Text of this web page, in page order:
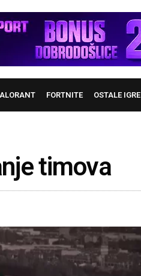
FORTNITE OSTALE IGRE
timova